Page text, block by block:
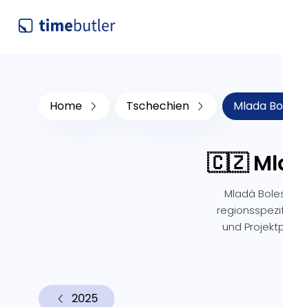
Home Tschechien Mlada
🇨🇿
Mladá
und
2025